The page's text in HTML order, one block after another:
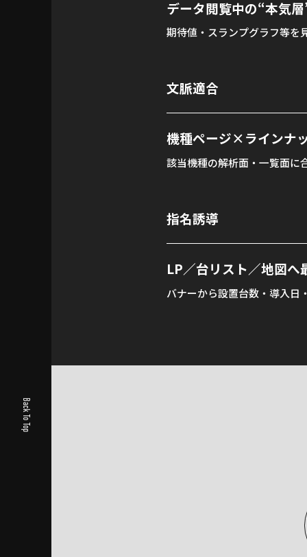
データ閲覧中の“本気
期待値・スランプグラフ等を
文脈適合
機種ページ×ラインナ
該当機種の解析面・一覧面に
指名誘導
LP／台リスト／地図へ
バナーから設置台数・導入日
Back To Top